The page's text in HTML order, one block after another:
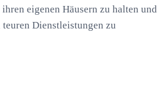
eigenen Häusern zu halten und
teuren Dienstleistungen zu